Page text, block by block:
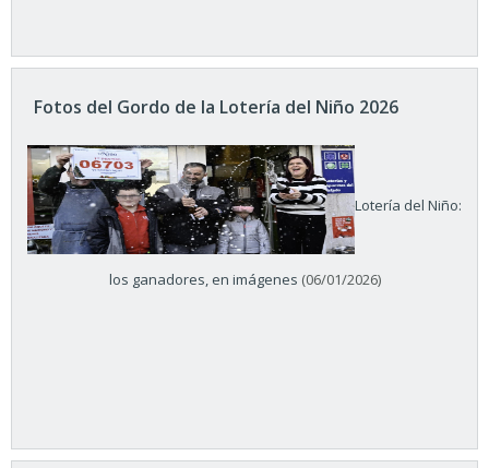
Fotos del Gordo de la Lotería del Niño 2026
Lotería del Niño:
los ganadores, en imágenes (06/01/2026)